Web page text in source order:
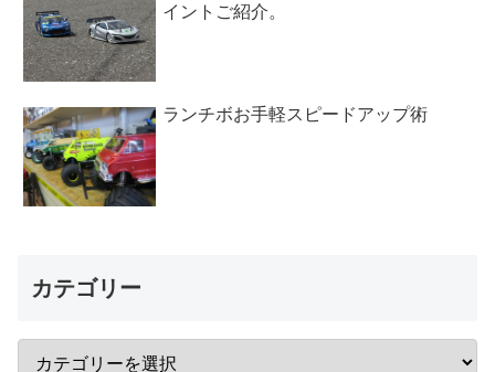
イントご紹介。
ランチボお手軽スピードアップ術
カテゴリー